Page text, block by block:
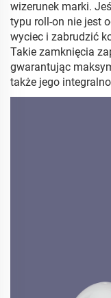
wizerunek marki.
typu roll-on nie jest
wyciec i zabrudzić
Takie zamknięcia
gwarantując
także jego